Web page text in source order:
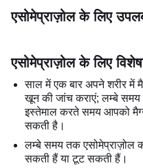
एसोमेप्राज़ोल के लिए
एसोमेप्राज़ोल के लिए
साल में एक बार अपने शरीर में
खून की जांच कराएं; लम्बे
इस्तेमाल करते समय आपको
सकती है।
लम्बे समय तक एसोमेप्राज़ोल
सकती हैं या टूट सकती हैं।